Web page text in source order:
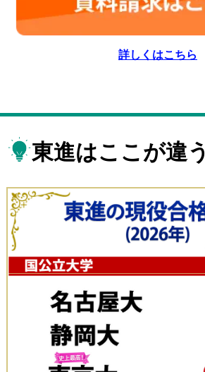
詳しくはこちら
東進はここが違う